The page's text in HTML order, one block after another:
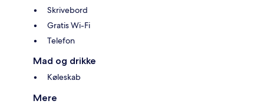
Skrivebord
Gratis Wi-Fi
Telefon
Mad og drikke
Køleskab
Mere